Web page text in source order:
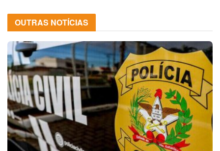
OUTRAS NOTÍCIAS